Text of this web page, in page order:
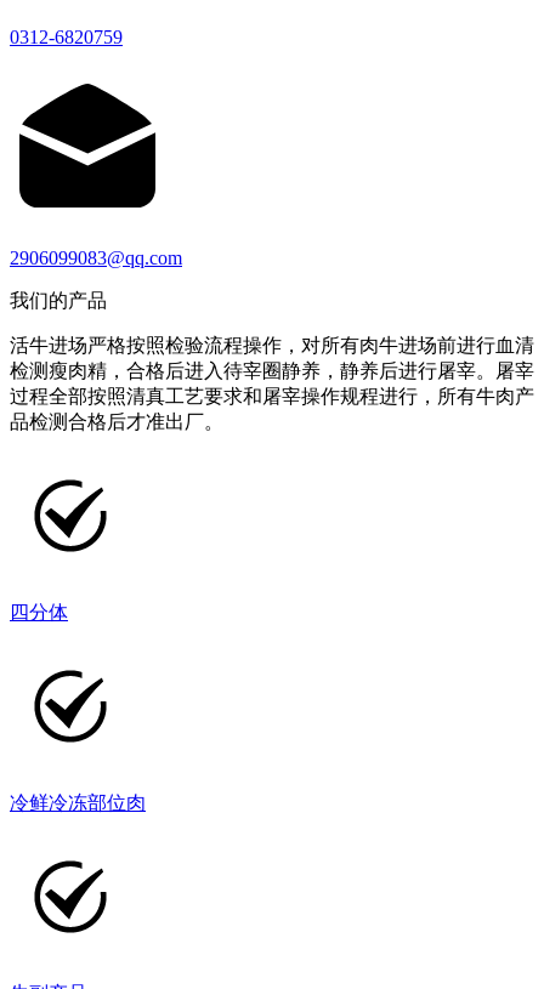
0312-6820759
2906099083@qq.com
我们的产品
活牛进场严格按照检验流程操作，对所有肉牛进场前进行血清
检测瘦肉精，合格后进入待宰圈静养，静养后进行屠宰。屠宰
过程全部按照清真工艺要求和屠宰操作规程进行，所有牛肉产
品检测合格后才准出厂。
四分体
冷鲜冷冻部位肉